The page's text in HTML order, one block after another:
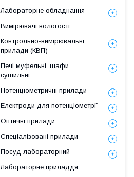
Лабораторне обладнання
Вимірювачі вологості
Контрольно-вимірювальні
прилади (КВП)
Печі муфельні, шафи
сушильні
Потенціометричні прилади
Електроди для потенціометрії
Оптичні прилади
Спеціалізовані прилади
Посуд лабораторний
Лабораторне приладдя